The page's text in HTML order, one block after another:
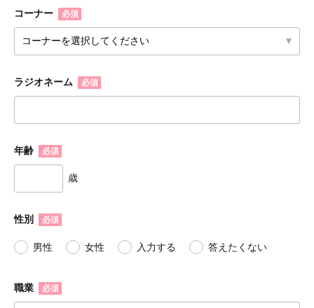
コーナー 必須
ラジオネーム 必須
年齢 必須
歳
性別 必須
男性 女性 入力する 答えたくない
職業 必須